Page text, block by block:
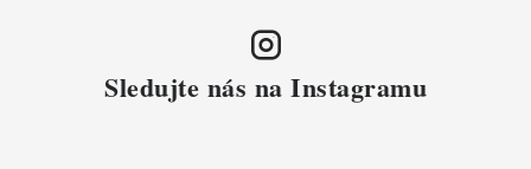
Sledujte nás na Instagramu